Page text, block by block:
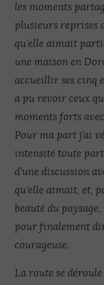
les moments
plusieurs reprises
qu’elle aimait
une maison en
accueillir ses cinq
a pu revoir ceux
moments forts
Pour ma part j’ai
intensité toute
d’une discussion
qu’elle aimait, et,
beauté du
pour finalement
courageuse.
La route se